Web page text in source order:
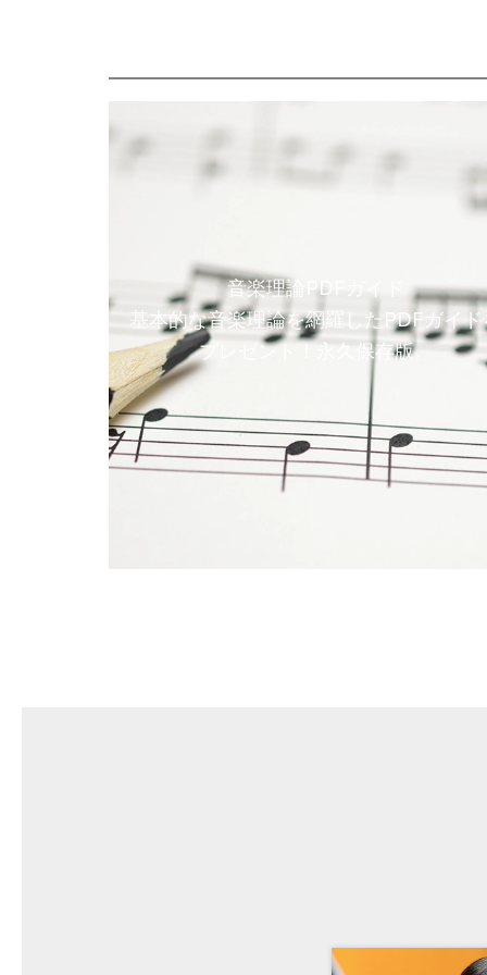
音楽理論PDFガイド
基本的な音楽理論を網羅したPDFガイド
プレゼント！永久保存版。